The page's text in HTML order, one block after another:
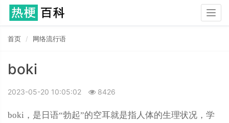
首页 网络流行语
boki
2023-05-20 10:05:02 8426
boki，是日语“勃起”的空耳就是指人体的生理状况，学